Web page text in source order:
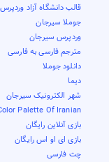
قالب دانشگاه آزاد وردپرس
جوملا سیرجان
وردپرس سیرجان
مترجم فارسی به فارسی
دانلود جوملا
دیما
شهر الکترونیک سیرجان
Palette Of Iranian
بازی آنلاین رایگان
بازی ای او اس رایگان
چت فارسی